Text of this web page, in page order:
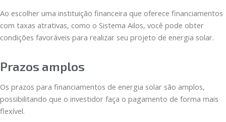
Ao escolher uma instituição financeira que oferece financiamentos
com taxas atrativas, como o Sistema Ailos, você pode obter
condições favoráveis para realizar seu projeto de energia solar.
Prazos amplos
Os prazos para financiamentos de energia solar são amplos,
possibilitando que o investidor faça o pagamento de forma mais
flexível.